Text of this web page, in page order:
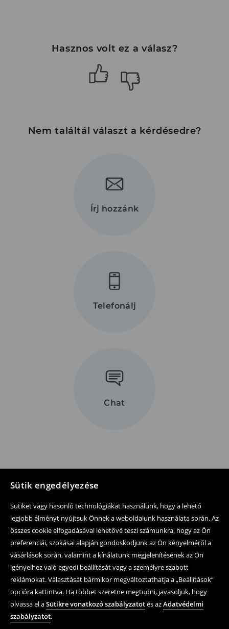
Sütik engedélyezése
Sütiket vagy hasonló technológiákat használunk, hogy a lehető
legjobb élményt nyújtsuk Önnek a weboldalunk használata során. Az
összes cookie elfogadásával lehetővé teszi számunkra, hogy az Ön
preferenciái, szokásai alapján gondoskodjunk az Ön kényelméről a
vásárlások során, valamint a kínálatunk megjelenítésének az Ön
igényeihez való egyedi beállítását vagy a személyre szabott
reklámokat. Választását bármikor megváltoztathatja a „Beállítások”
opcióra kattintva. Ha többet szeretne megtudni, javasoljuk, hogy
olvassa el aSütikre vonatkozó szabályzatotés azAdatvédelmi
szabályzatot.
Hasznos volt ez a válasz?
Nem találtál választ a kérdésedre?
Írj hozzánk
Telefonálj
Chat
Kövessen minket
Segítség és kapcsolatfelvétel
Online vásárlás
Felhasználási feltételek és adatvédelmi szabályzat
Jogi kérdések